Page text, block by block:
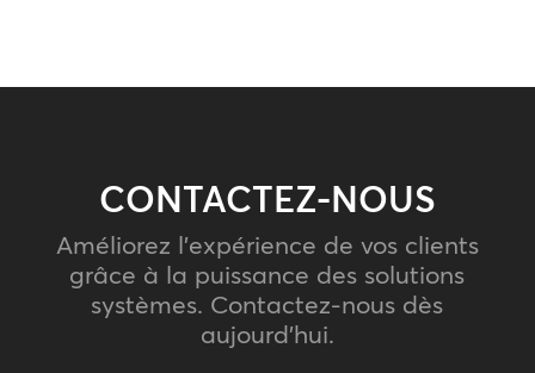
CONTACTEZ-NOUS
Améliorez l’expérience de vos clients
grâce à la puissance des solutions
systèmes. Contactez-nous dès
aujourd’hui.